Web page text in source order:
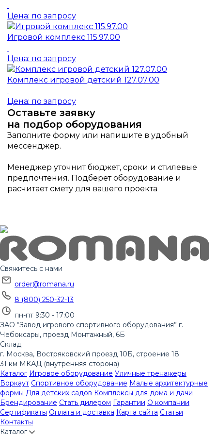
Цена: по запросу
Игровой комплекс 115.97.00
Цена: по запросу
Комплекс игровой детский 127.07.00
Цена: по запросу
Оставьте заявку
на подбор оборудования
Заполните форму или напишите в удобный
мессенджер.
Менеджер уточнит бюджет, сроки и стилевые
предпочтения. Подберет оборудование и
расчитает смету для вашего проекта
Свяжитесь с нами
order@romana.ru
8 (800) 250-32-13
пн-пт 9:30 - 17:00
ЗАО “Завод игрового спортивного оборудования” г.
Чебоксары, проезд Монтажный, 6Б
Склад
г. Москва, Востряковский проезд 10Б, строение 18
31 км МКАД (внутренняя сторона)
Каталог Игровое оборудование Уличные тренажеры
Воркаут Спортивное оборудование Малые архитектурные
формы Для детских садов Комплексы для дома и дачи
Брендирование Стать дилером Гарантии О компании
Сертификаты Оплата и доставка Карта сайта Статьи
Контакты
Каталог